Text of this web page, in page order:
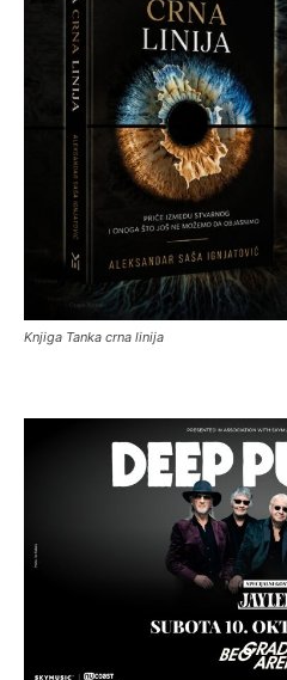
Knjiga Tanka crna linija